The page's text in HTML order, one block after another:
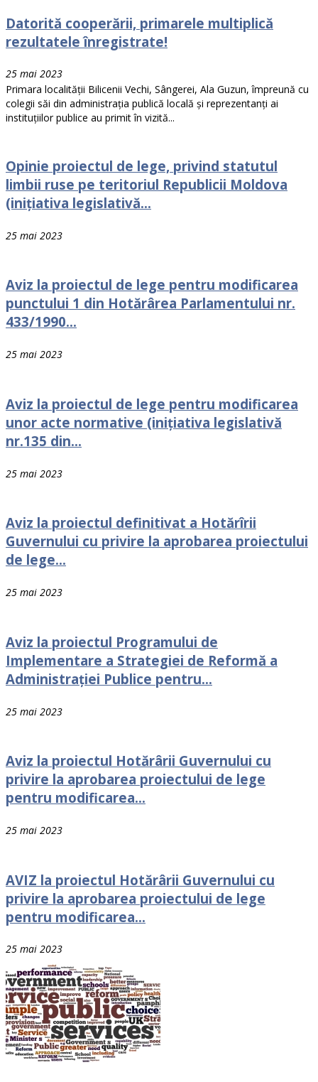
Datorită cooperării, primarele multiplică
rezultatele înregistrate!
25 mai 2023
Primara localității Bilicenii Vechi, Sângerei, Ala Guzun, împreună cu
colegii săi din administrația publică locală și reprezentanți ai
instituțiilor publice au primit în vizită...
Opinie proiectul de lege, privind statutul
limbii ruse pe teritoriul Republicii Moldova
(inițiativa legislativă...
25 mai 2023
Aviz la proiectul de lege pentru modificarea
punctului 1 din Hotărârea Parlamentului nr.
433/1990...
25 mai 2023
Aviz la proiectul de lege pentru modificarea
unor acte normative (inițiativa legislativă
nr.135 din...
25 mai 2023
Aviz la proiectul definitivat a Hotărîrii
Guvernului cu privire la aprobarea proiectului
de lege...
25 mai 2023
Aviz la proiectul Programului de
Implementare a Strategiei de Reformă a
Administrației Publice pentru...
25 mai 2023
Aviz la proiectul Hotărârii Guvernului cu
privire la aprobarea proiectului de lege
pentru modificarea...
25 mai 2023
AVIZ la proiectul Hotărârii Guvernului cu
privire la aprobarea proiectului de lege
pentru modificarea...
25 mai 2023